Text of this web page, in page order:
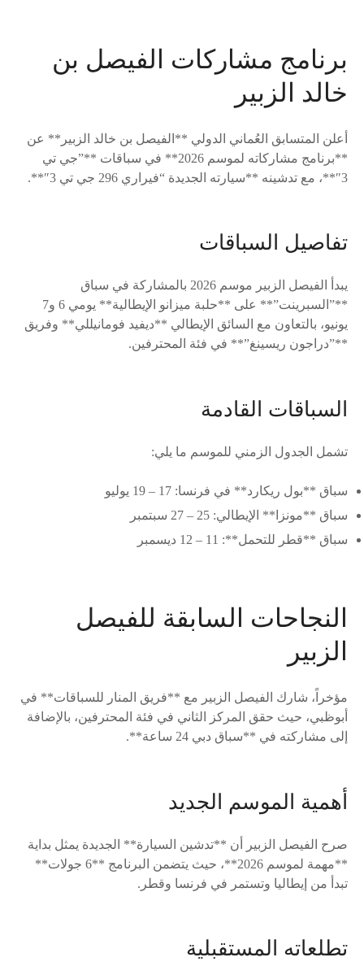
برنامج مشاركات الفيصل بن
خالد الزبير
أعلن المتسابق العُماني الدولي **الفيصل بن خالد الزبير** عن
**برنامج مشاركاته لموسم 2026** في سباقات **”جي تي
3″**، مع تدشينه **سيارته الجديدة “فيراري 296 جي تي 3″**.
تفاصيل السباقات
يبدأ الفيصل الزبير موسم 2026 بالمشاركة في سباق
**”السبرينت”** على **حلبة ميزانو الإيطالية** يومي 6 و7
يونيو، بالتعاون مع السائق الإيطالي **ديفيد فومانيللي** وفريق
**”دراجون ريسينغ”** في فئة المحترفين.
السباقات القادمة
تشمل الجدول الزمني للموسم ما يلي:
سباق **بول ريكارد** في فرنسا: 17 – 19 يوليو
سباق **مونزا** الإيطالي: 25 – 27 سبتمبر
سباق **قطر للتحمل**: 11 – 12 ديسمبر
النجاحات السابقة للفيصل
الزبير
مؤخراً، شارك الفيصل الزبير مع **فريق المنار للسباقات** في
أبوظبي، حيث حقق المركز الثاني في فئة المحترفين، بالإضافة
إلى مشاركته في **سباق دبي 24 ساعة**.
أهمية الموسم الجديد
صرح الفيصل الزبير أن **تدشين السيارة** الجديدة يمثل بداية
**مهمة لموسم 2026**، حيث يتضمن البرنامج **6 جولات**
تبدأ من إيطاليا وتستمر في فرنسا وقطر.
تطلعاته المستقبلية